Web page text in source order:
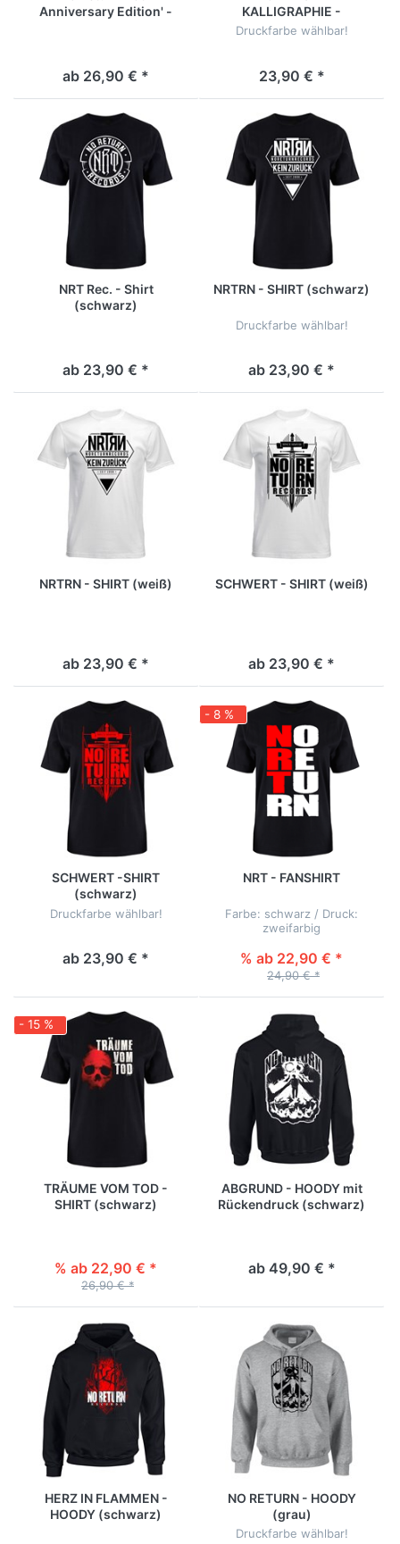
Anniversary Edition' -
ab 26,90 € *
KALLIGRAPHIE -
GIRLYSHIRT [schwarz]
Druckfarbe wählbar!
23,90 € *
NRT Rec. - Shirt
(schwarz)
ab 23,90 € *
NRTRN - SHIRT (schwarz)
Druckfarbe wählbar!
ab 23,90 € *
NRTRN - SHIRT (weiß)
ab 23,90 € *
SCHWERT - SHIRT (weiß)
ab 23,90 € *
SCHWERT -SHIRT
(schwarz)
Druckfarbe wählbar!
ab 23,90 € *
- 8 %
NRT - FANSHIRT
Farbe: schwarz / Druck:
zweifarbig
% ab 22,90 € *
24,90 € *
- 15 %
TRÄUME VOM TOD -
SHIRT (schwarz)
% ab 22,90 € *
26,90 € *
ABGRUND - HOODY mit
Rückendruck (schwarz)
ab 49,90 € *
HERZ IN FLAMMEN -
HOODY (schwarz)
NO RETURN - HOODY
(grau)
Druckfarbe wählbar!